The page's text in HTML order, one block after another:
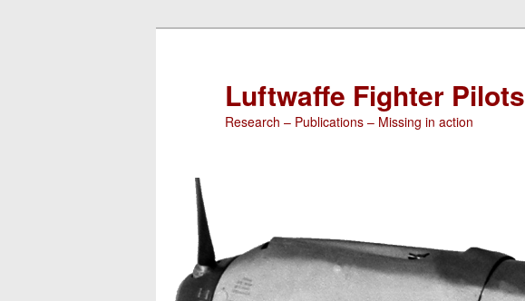
Luftwaffe Fighter Pilots
Research – Publications – Missing in action